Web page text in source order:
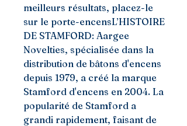
meilleurs résultats, placez-le
sur le porte-encensL’HISTOIRE
DE STAMFORD: Aargee
Novelties, spécialisée dans la
distribution de bâtons d'encens
depuis 1979, a créé la marque
Stamford d'encens en 2004. La
popularité de Stamford a
grandi rapidement, faisant de